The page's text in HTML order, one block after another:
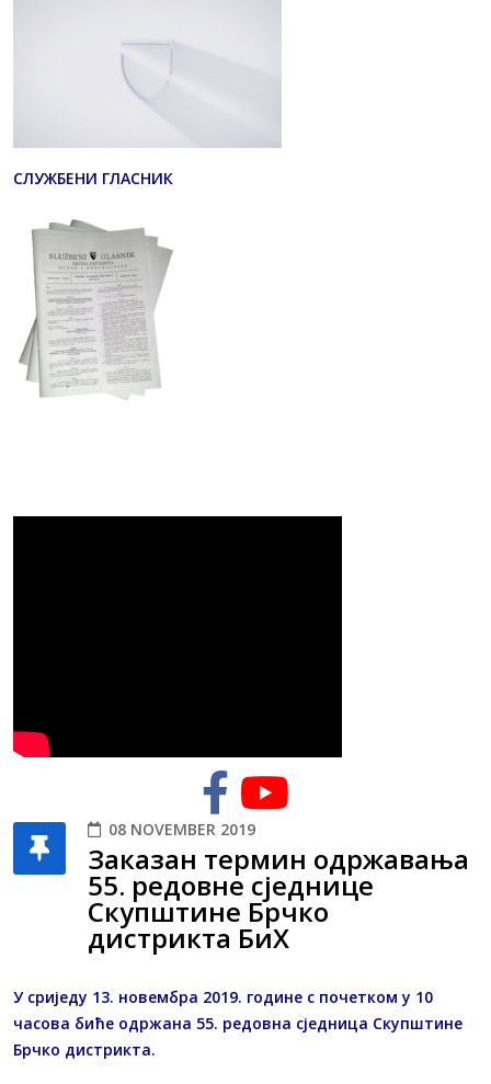
СЛУЖБЕНИ ГЛАСНИК
08 NOVEMBER 2019
Заказан термин одржавања
55. редовне сједнице
Скупштине Брчко
дистрикта БиХ
У сриједу 13. новембра 2019. године с почетком у 10
часова биће одржана 55. редовна сједница Скупштине
Брчко дистрикта.